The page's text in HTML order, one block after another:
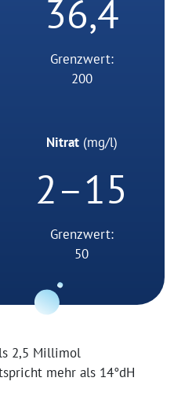
36,4
Grenzwert:
200
Nitrat(mg/l)
2–15
Grenzwert:
50
2,5 Millimol
mehr als 14°dH